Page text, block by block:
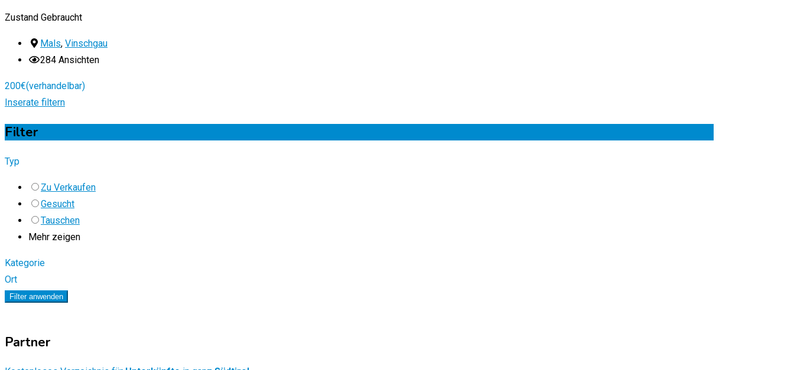
Zustand Gebraucht
Mals, Vinschgau
284 Ansichten
200€(verhandelbar)
Inserate filtern
Filter
Typ
Zu Verkaufen
Gesucht
Tauschen
Mehr zeigen
Kategorie
Ort
Filter anwenden
Partner